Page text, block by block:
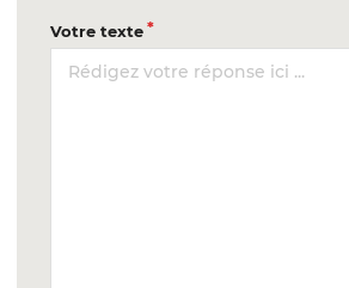
Votre texte